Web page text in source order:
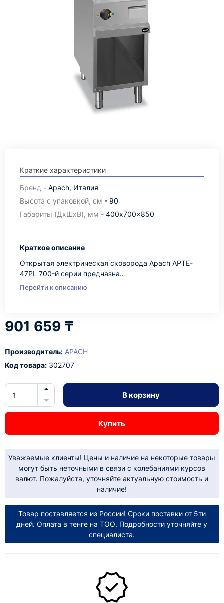
Краткие характеристики
Бренд - Apach, Италия
Высота с упаковкой, см - 90
Габариты (ДхШхВ), мм - 400x700x850
Краткое описание
Открытая электрическая сковорода Apach APTE-
47PL 700-й серии предназна..
Перейти к описанию
901 659 ₸
Производитель: APACH
Код товара: 302707
В корзину
Купить
Уважаемые клиенты! Цены и наличие на некоторые товары
могут быть неточными в связи с колебаниями курсов
валют. Пожалуйста, уточняйте актуальную стоимость и
наличие!
Товар поставляется из России! Сроки поставки от 5ти
дней. Оплата в тенге на ТОО. Подробности уточняйте у
специалиста.